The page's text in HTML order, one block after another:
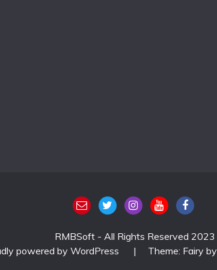
RMBSoft - All Rights Reserved 2023
powered by WordPress
| Theme: Fairy by